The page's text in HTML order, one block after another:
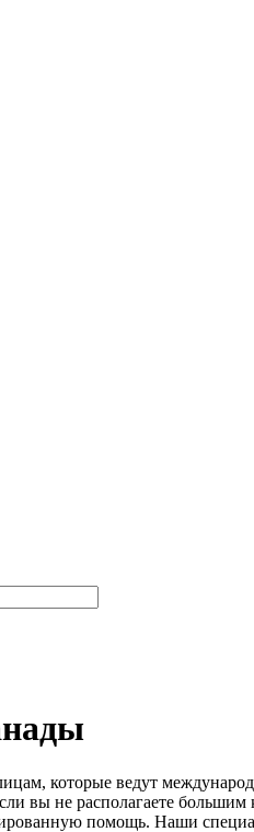
которые ведут
вы не располагаете
помощь. Наши